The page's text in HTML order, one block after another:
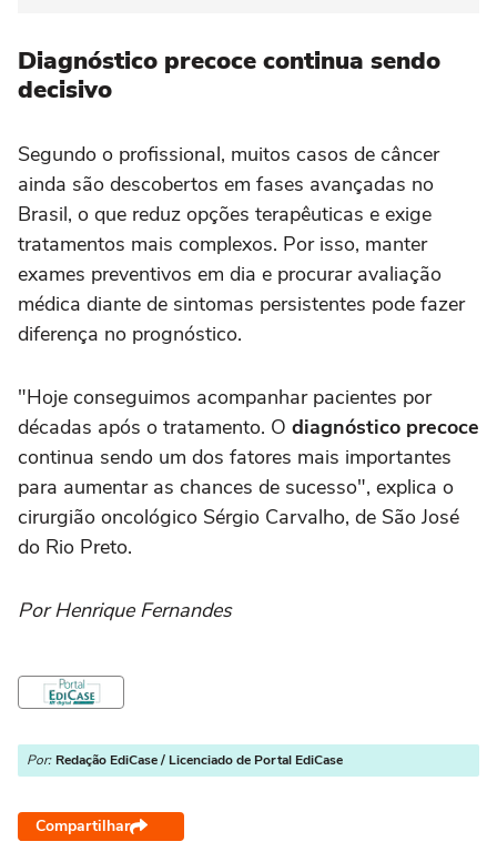
Diagnóstico precoce continua sendo
decisivo
Segundo o profissional, muitos casos de câncer
ainda são descobertos em fases avançadas no
Brasil, o que reduz opções terapêuticas e exige
tratamentos mais complexos. Por isso, manter
exames preventivos em dia e procurar avaliação
médica diante de sintomas persistentes pode fazer
diferença no prognóstico.
"Hoje conseguimos acompanhar pacientes por
décadas após o tratamento. O diagnóstico precoce
continua sendo um dos fatores mais importantes
para aumentar as chances de sucesso", explica o
cirurgião oncológico Sérgio Carvalho, de São José
do Rio Preto.
Por Henrique Fernandes
Por: Redação EdiCase / Licenciado de Portal EdiCase
Compartilhar